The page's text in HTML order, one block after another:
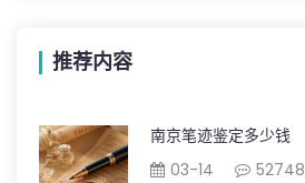
推荐内容
南京笔迹鉴定多少钱
03-14
52748